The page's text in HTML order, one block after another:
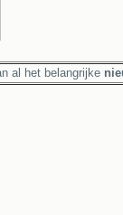
al het belangrijke